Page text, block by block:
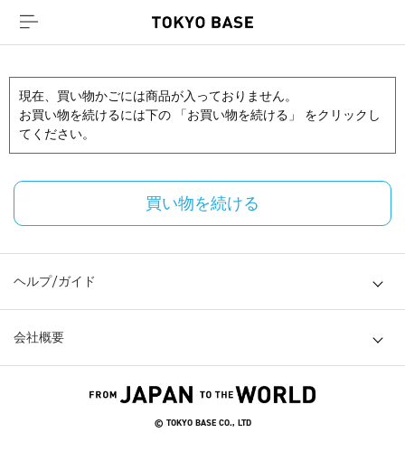
現在、買い物かごには商品が入っておりません。
お買い物を続けるには下の 「お買い物を続ける」 をクリックし
てください。
買い物を続ける
ヘルプ/ガイド
会社概要
© TOKYO BASE CO., LTD